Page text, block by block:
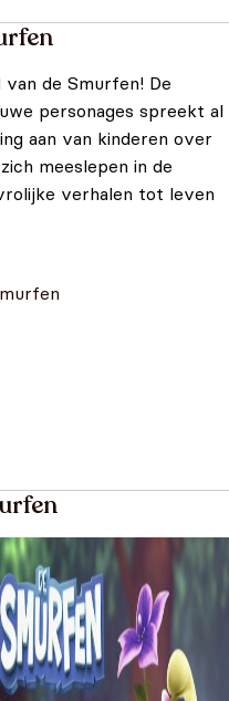
de Smurfen! De
personages spreekt al
aan van kinderen over
meeslepen in de
verhalen tot leven